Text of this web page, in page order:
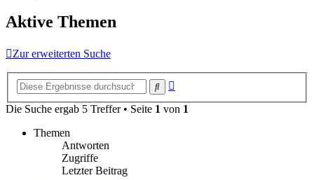
Aktive Themen
Zur erweiterten Suche
Suche
Die Suche ergab 5 Treffer • Seite 1 von 1
Themen
Antworten
Zugriffe
Letzter Beitrag